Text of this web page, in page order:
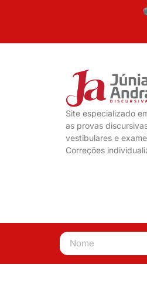
Site especializado
as provas
vestibulares e
Correções